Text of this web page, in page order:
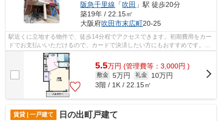
阪急千里線 「吹田 」駅 徒歩20分
築19年 / 22.15㎡
大阪府吹田市末広町20-25
駅近くに立地する物件で、徒歩14分程でアクセスできます。初期費用をカー
ドでお支払いいただけるので、カードで決済したい方にもおすすめです。2
駅利用可能でとても利便性の高い物件で...
5.5万円 (管理費等：3,000円 )
敷金 5万円 礼金
10万円
3階 / 1K / 22.15㎡
賃貸 | 一戸建て 日の出町戸建て